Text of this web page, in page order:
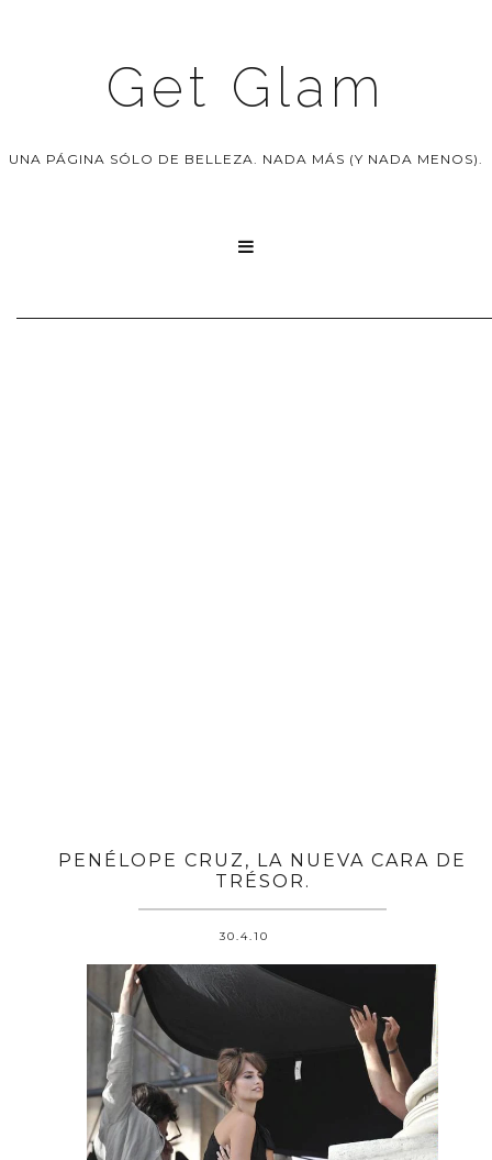
Get Glam
UNA PÁGINA SÓLO DE BELLEZA. NADA MÁS (Y NADA MENOS).

PENÉLOPE CRUZ, LA NUEVA CARA DE
TRÉSOR.
30.4.10